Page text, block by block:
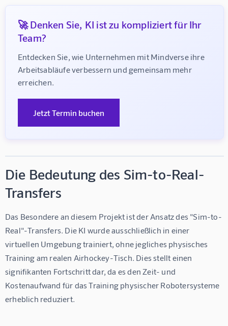
🚀 Denken Sie, KI ist zu kompliziert für Ihr
Team?
Entdecken Sie, wie Unternehmen mit Mindverse ihre
Arbeitsabläufe verbessern und gemeinsam mehr
erreichen.
Jetzt Termin buchen
Die Bedeutung des Sim-to-Real-
Transfers
Das Besondere an diesem Projekt ist der Ansatz des "Sim-to-
Real"-Transfers. Die KI wurde ausschließlich in einer
virtuellen Umgebung trainiert, ohne jegliches physisches
Training am realen Airhockey-Tisch. Dies stellt einen
signifikanten Fortschritt dar, da es den Zeit- und
Kostenaufwand für das Training physischer Robotersysteme
erheblich reduziert.